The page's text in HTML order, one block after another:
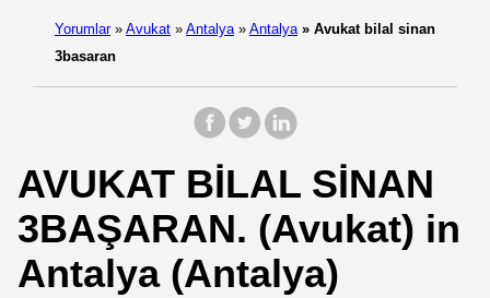
Yorumlar » Avukat » Antalya » Antalya » Avukat bilal sinan
3basaran
AVUKAT BİLAL SİNAN
3BAŞARAN. (Avukat) in
Antalya (Antalya)